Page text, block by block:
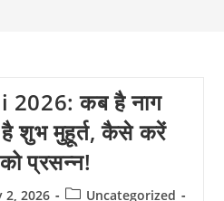
2026: कब है नाग
शुभ मुहूर्त, कैसे करें
प्रसन्न!
2, 2026
PostUncategorized